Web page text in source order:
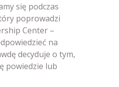
się podczas
poprowadzi
Center –
na
decyduje o tym,
powiedzie lub